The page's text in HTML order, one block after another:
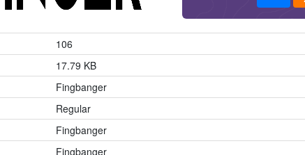
106
17.79 KB
Fingbanger
Regular
Fingbanger
Fingbanger